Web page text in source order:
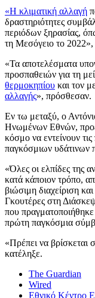
«Η κλιματική αλλαγή
δραστηριότητες
περιόδων ξηρασίας,
τη Μεσόγειο το 2022»,
«Τα αποτελέσματα
προσπαθειών για τη
θερμοκηπίου και τον
αλλαγής», πρόσθεσαν.
Εν τω μεταξύ, ο
Ηνωμένων Εθνών,
κόσμο να εντείνουν
παγκόσμιων υδάτινων
«Όλες οι ελπίδες της
κατά κάποιον τρόπο,
βιώσιμη διαχείριση
Γκουτέρες στη
που
πρώτη παγκόσμια
«Πρέπει να βρίσκεται
κατέληξε.
The Guardian
Wired
Εθνικό Κέντρο